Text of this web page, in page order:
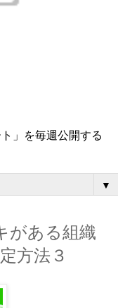
」を毎週公開する
▼
がある組織
方法３